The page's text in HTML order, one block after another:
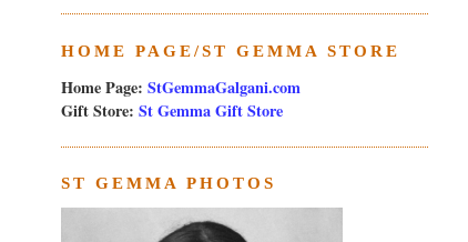
HOME PAGE/ST GEMMA STORE
Home Page: StGemmaGalgani.com
Gift Store: St Gemma Gift Store
ST GEMMA PHOTOS